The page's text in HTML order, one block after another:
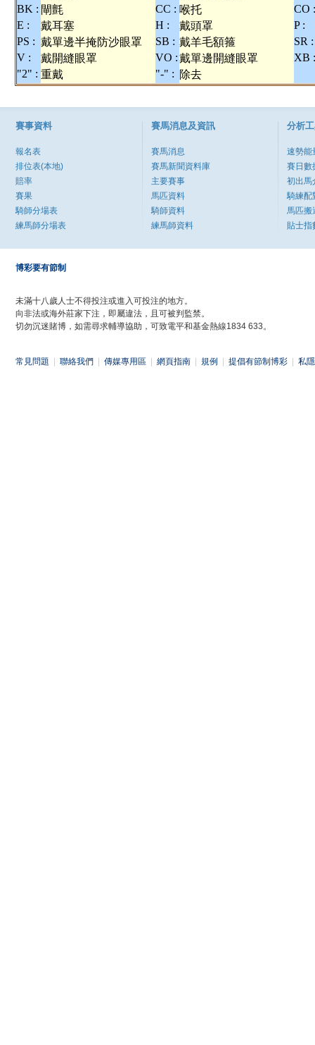
BK : 閘氈 CC : 喉托
CO :
E :
戴耳塞 H : 戴頭罩
P :
PS : 戴單邊半掩防沙眼罩 SB : 戴羊毛額箍
SR :
V :
戴開縫眼罩 VO :戴單邊開縫眼罩
XB :
"2" : 重戴 "-" : 除去
賽事資料
報名表
排位表(本地)
賠率
賽果
騎師分場表
練馬師分場表
賽馬消息及資訊
賽馬消息
賽馬新聞資料庫
主要賽事
馬匹資料
騎師資料
練馬師資料
分析
速勢能
賽日數
初出馬
騎練配
馬匹搬
貼士指
博彩要有節制
未滿十八歲人士不得投注或進入可投注的地方。
向非法或海外莊家下注，即屬違法，且可被判監禁。
切勿沉迷賭博，如需尋求輔導協助，可致電平和基金熱線1834 633。
常見問題 聯絡我們 傳媒專用區 網頁指南 規例 提倡有節制博彩 私